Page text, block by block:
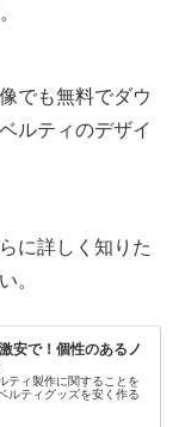
でも無料でダウ
ルティのデザイ
に詳しく知りた
。
安で！個性のあるノ
ティ製作に関することを
ルティグッズを安く作る